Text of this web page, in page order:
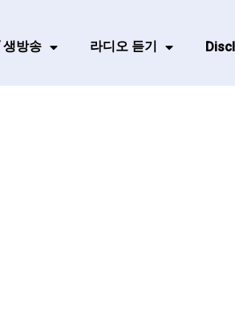
생방송 라디오 듣기